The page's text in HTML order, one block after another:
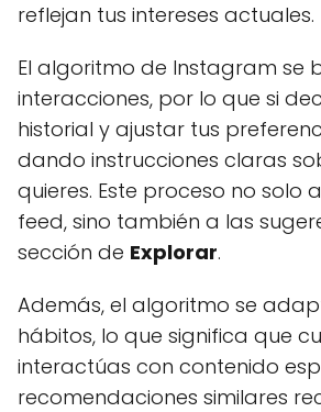
reflejan tus intereses actuales.
El algoritmo de Instagram se
interacciones, por lo que si
historial y ajustar tus
dando instrucciones claras
quieres. Este proceso no solo
feed, sino también a las
sección de Explorar.
Además, el algoritmo se
hábitos, lo que significa que
interactúas con contenido
recomendaciones similares